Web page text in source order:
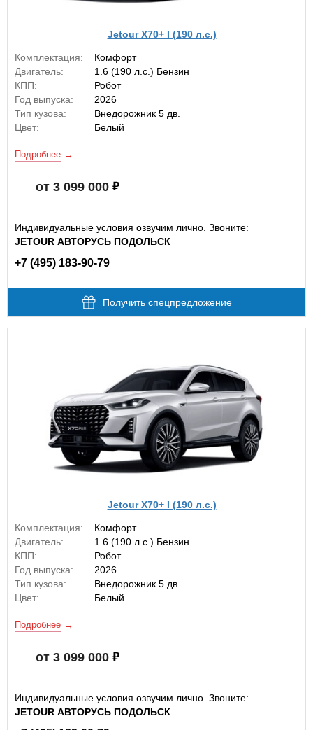
Jetour X70+ I (190 л.с.)
Комплектация:
Комфорт
Двигатель:
1.6 (190 л.с.) Бензин
КПП:
Робот
Год выпуска:
2026
Тип кузова:
Внедорожник 5 дв.
Цвет:
Белый
Подробнее
от 3 099 000
Индивидуальные условия озвучим лично. Звоните:
JETOUR АВТОРУСЬ ПОДОЛЬСК
+7 (495) 183-90-79
Получить спецпредложение
Jetour X70+ I (190 л.с.)
Комплектация:
Комфорт
Двигатель:
1.6 (190 л.с.) Бензин
КПП:
Робот
Год выпуска:
2026
Тип кузова:
Внедорожник 5 дв.
Цвет:
Белый
Подробнее
от 3 099 000
Индивидуальные условия озвучим лично. Звоните:
JETOUR АВТОРУСЬ ПОДОЛЬСК